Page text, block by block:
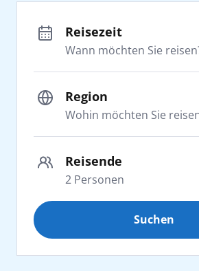
Wann möchten Sie
Reisezeit
Wohin möchten Sie
Region
Adria
2 Personen
Reisende
Suchen